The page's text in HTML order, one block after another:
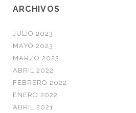
ARCHIVOS
JULIO 2023
MAYO 2023
MARZO 2023
ABRIL 2022
FEBRERO 2022
ENERO 2022
ABRIL 2021